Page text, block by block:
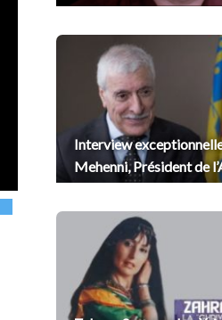
Interview
Mehenni, Président de